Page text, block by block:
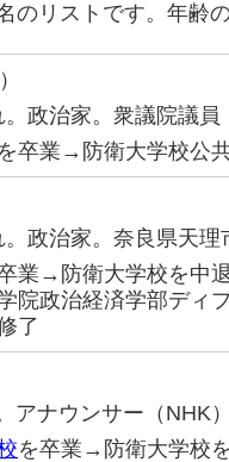
のリストです。年齢
政治家。衆議院議員
を卒業→防衛大学校公
政治家。奈良県天理
業→防衛大学校を中
院政治経済学部デ
了
アナウンサー（NHK）
を卒業→防衛大学校